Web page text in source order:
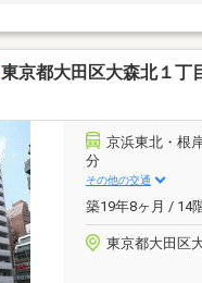
東京都大田区大森北１丁
京浜東北・根
分
その他の交通
築19年8ヶ月 / 14
東京都大田区